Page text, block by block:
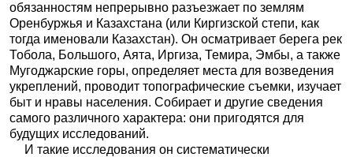
обязанностям непрерывно разъезжает по землям
Оренбуржья и Казахстана (или Киргизской степи, как
тогда именовали Казахстан). Он осматривает берега рек
Тобола, Большого, Аята, Иргиза, Темира, Эмбы, а также
Мугоджарские горы, определяет места для возведения
укреплений, проводит топографические съемки, изучает
быт и нравы населения. Собирает и другие сведения
самого различного характера: они пригодятся для
будущих исследований.
И такие исследования он систематически